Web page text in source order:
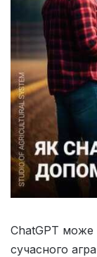
ChatGPT може
сучасного